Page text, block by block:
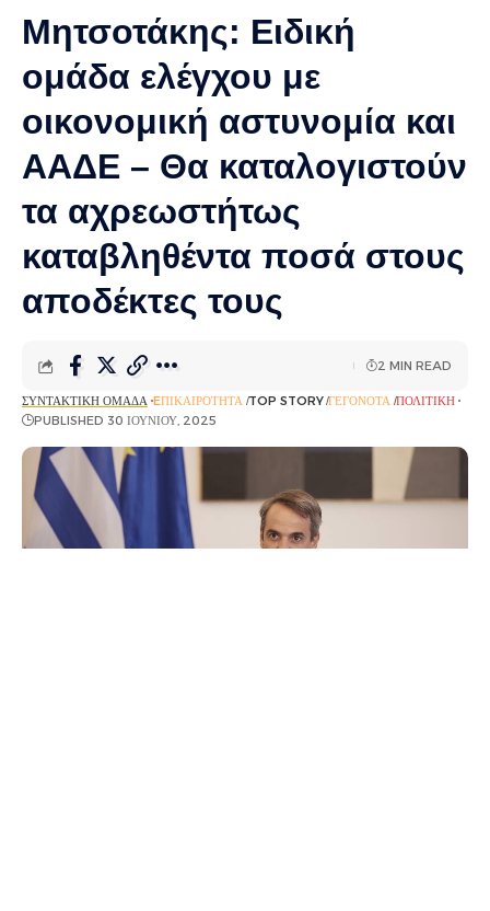
Μητσοτάκης: Ειδική
ομάδα ελέγχου με
οικονομική αστυνομία και
ΑΑΔΕ – Θα καταλογιστούν
τα αχρεωστήτως
καταβληθέντα ποσά στους
αποδέκτες τους
ΣΥΝΤΑΚΤΙΚΉ ΟΜΆΔΑ EΠΙΚΑΙΡΌΤΗΤΑ TOP STORY ΓΕΓΟΝΌΤΑ ΠΟΛΙΤΙΚΉ
PUBLISHED 30 ΙΟΥΝΊΟΥ, 2025
2 MIN READ